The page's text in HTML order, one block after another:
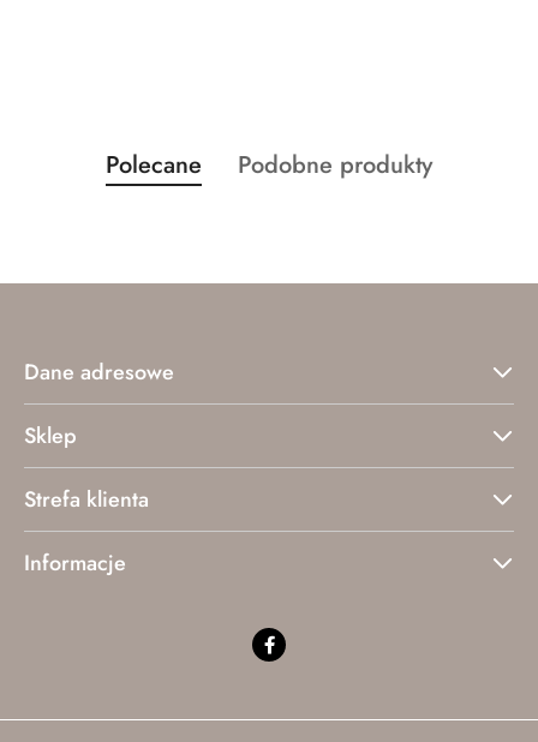
Pomiń karuzelę produktów
Produkty
o
Polecane
Produkty
Podobne produkty
Dane adresowe
Sklep
Strefa klienta
Informacje